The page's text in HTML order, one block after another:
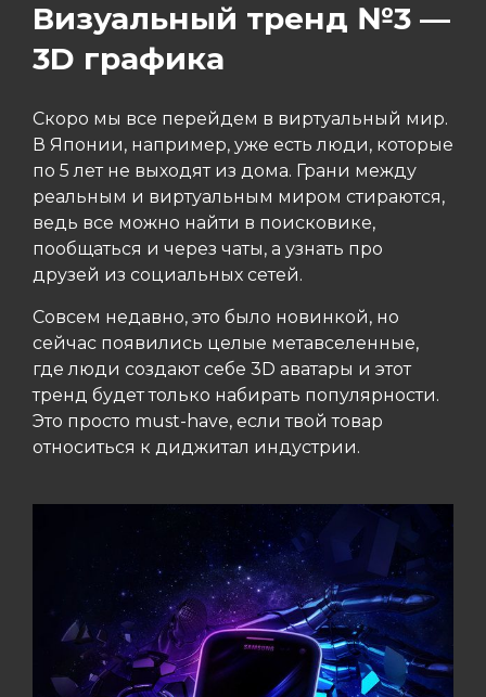
Визуальный тренд №3 —
3D графика
Скоро мы все перейдем в виртуальный мир.
В Японии, например, уже есть люди, которые
по 5 лет не выходят из дома. Грани между
реальным и виртуальным миром стираются,
ведь все можно найти в поисковике,
пообщаться и через чаты, а узнать про
друзей из социальных сетей.
Совсем недавно, это было новинкой, но
сейчас появились целые метавселенные,
где люди создают себе 3D аватары и этот
тренд будет только набирать популярности.
Это просто must-have, если твой товар
относиться к диджитал индустрии.